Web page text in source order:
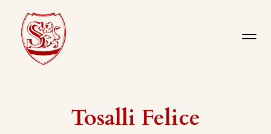
Tosalli Felice